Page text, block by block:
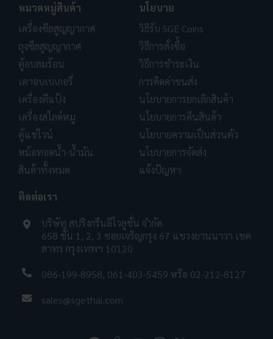
หมวดหมู่สินค้า
เครื่องซีลสูญญากาศ
ถุงซีลสูญญากาศ
ตู้อบลมร้อน
เตาอบเบเกอรี่
เครื่องตีแป้ง
เครื่องสไลด์หมู
ตู้แช่ไวน์
หม้อทอดน้ำ-น้ำมัน
สินค้าทั้งหมด
นโยบาย
วิธีรับ SGE Coins
วิธีการสั่งซื้อ
วิธีการชำระเงิน
การคิดค่าขนส่ง
นโยบายการยกเลิกสินค้า
นโยบายการคืนสินค้า
นโยบายความเป็นส่วนตัว
นโยบายการจัดส่ง
แจ้งปัญหา
ติดต่อเรา
บริษัท สปริงกรีนอีโวลูชั่น จำกัด
658 ชั้น 1, 2, 3 ซอยเจริญกรุง 67 แขวงยานนาวา เขต
สาทร กรุงเทพฯ 10120
086-199-8958, 061-403-5459 หรือ 02-212-8127
sales@sgethai.com